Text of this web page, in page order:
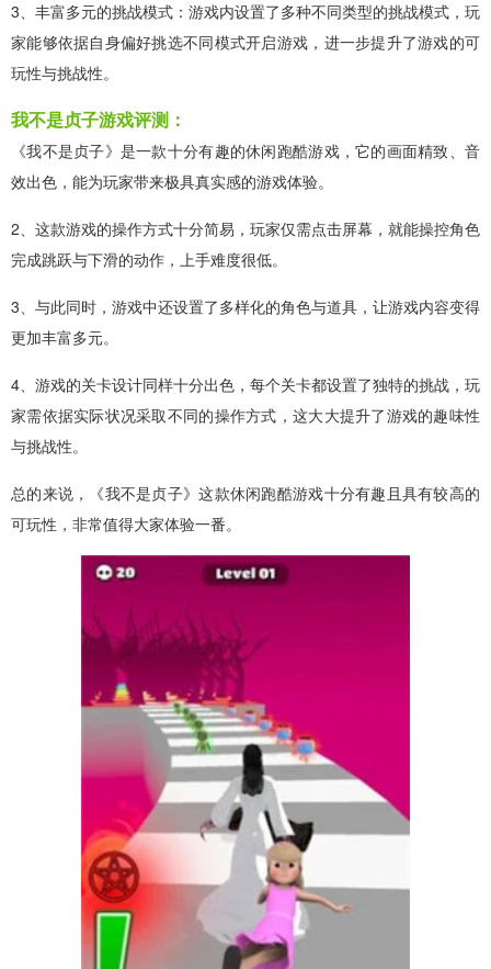
3、丰富多元的挑战模式：游戏内设置了多种不同类型的挑战模式，玩
家能够依据自身偏好挑选不同模式开启游戏，进一步提升了游戏的可
玩性与挑战性。
我不是贞子游戏评测：
《我不是贞子》是一款十分有趣的休闲跑酷游戏，它的画面精致、音
效出色，能为玩家带来极具真实感的游戏体验。
2、这款游戏的操作方式十分简易，玩家仅需点击屏幕，就能操控角色
完成跳跃与下滑的动作，上手难度很低。
3、与此同时，游戏中还设置了多样化的角色与道具，让游戏内容变得
更加丰富多元。
4、游戏的关卡设计同样十分出色，每个关卡都设置了独特的挑战，玩
家需依据实际状况采取不同的操作方式，这大大提升了游戏的趣味性
与挑战性。
总的来说，《我不是贞子》这款休闲跑酷游戏十分有趣且具有较高的
可玩性，非常值得大家体验一番。